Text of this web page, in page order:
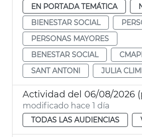
EN PORTADA TEMÁTICA
BIENESTAR SOCIAL
PERSONAS MAYORES
BENESTAR SOCIAL
SANT ANTONI
JULIA
Actividad del 06/08/2026
modificado hace 1 día
TODAS LAS AUDIENCIAS